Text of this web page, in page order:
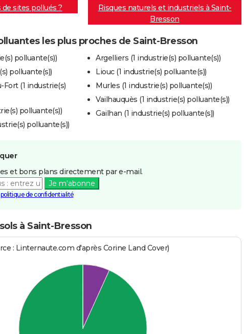
de sites pollués ?
Risques naturels et industriels à Saint-
Bresson
les plus proches de Saint-Bresson
polluante(s))
polluante(s))
(1 industrie(s)
polluante(s))
polluante(s))
Argelliers (1 industrie(s) polluante(s))
Liouc (1 industrie(s) polluante(s))
Murles (1 industrie(s) polluante(s))
Vailhauquès (1 industrie(s) polluante(s))
Gailhan (1 industrie(s) polluante(s))
et bons plans directement par e-mail.
Je m'abonne
de confidentialité
à Saint-Bresson
: Linternaute.com d'après Corine Land Cover)